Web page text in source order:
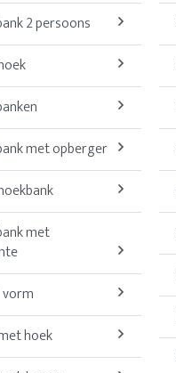
2 persoons
met opberger
met
vorm
hoek